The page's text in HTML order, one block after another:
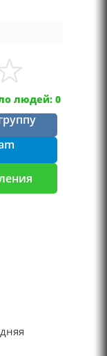
людей: 0